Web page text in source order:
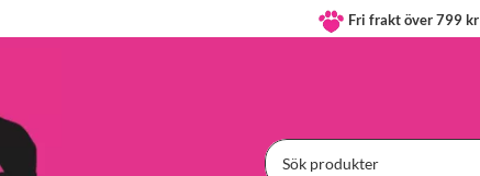
Fri frakt över 799 kr